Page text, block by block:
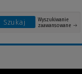
Szukaj
Wyszukiwanie
zaawansowane